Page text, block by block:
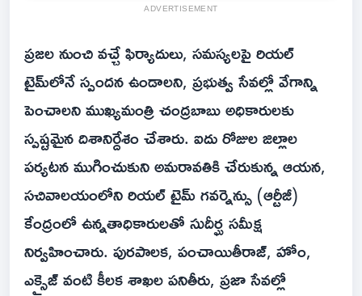
ADVERTISEMENT
ప్రజల నుంచి వచ్చే ఫిర్యాదులు, సమస్యలపై రియల్
టైమ్‌లోనే స్పందన ఉండాలని, ప్రభుత్వ సేవల్లో వేగాన్ని
పెంచాలని ముఖ్యమంత్రి చంద్రబాబు అధికారులకు
స్పష్టమైన దిశానిర్దేశం చేశారు. ఐదు రోజుల జిల్లాల
పర్యటన ముగించుకుని అమరావతికి చేరుకున్న ఆయన,
సచివాలయంలోని రియల్ టైమ్ గవర్నెన్సు (ఆర్టీజీ)
కేంద్రంలో ఉన్నతాధికారులతో సుదీర్ఘ సమీక్ష
నిర్వహించారు. పురపాలక, పంచాయితీరాజ్, హోం,
ఎక్సైజ్ వంటి కీలక శాఖల పనితీరు, ప్రజా సేవల్లో